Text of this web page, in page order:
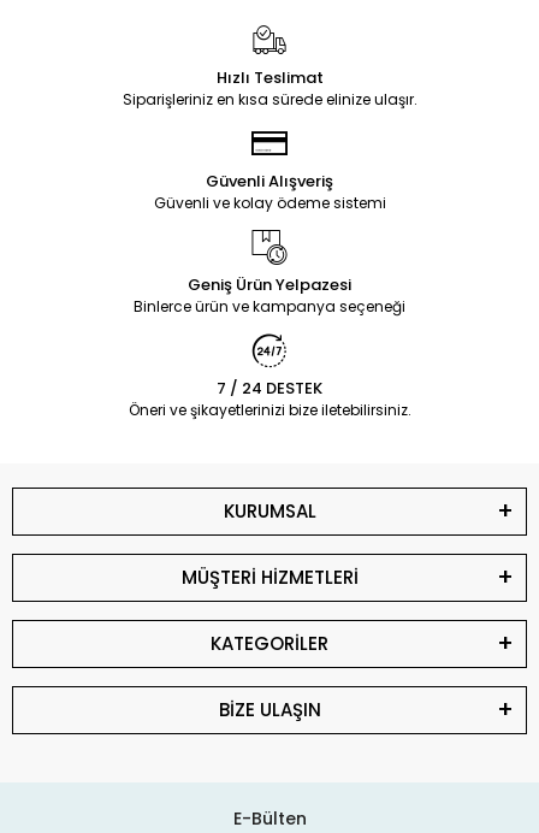
Hızlı Teslimat
Siparişleriniz en kısa sürede elinize ulaşır.
Güvenli Alışveriş
Güvenli ve kolay ödeme sistemi
Geniş Ürün Yelpazesi
Binlerce ürün ve kampanya seçeneği
7 / 24 DESTEK
Öneri ve şikayetlerinizi bize iletebilirsiniz.
KURUMSAL
MÜŞTERİ HİZMETLERİ
KATEGORİLER
BİZE ULAŞIN
E-Bülten